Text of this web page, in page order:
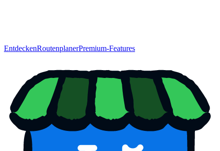
EntdeckenRoutenplanerPremium-Features